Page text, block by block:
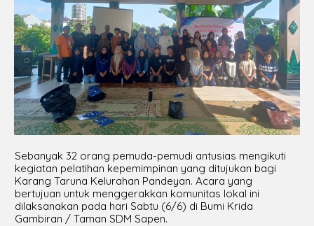
Sebanyak 32 orang pemuda-pemudi antusias mengikuti
kegiatan pelatihan kepemimpinan yang ditujukan bagi
Karang Taruna Kelurahan Pandeyan. Acara yang
bertujuan untuk menggerakkan komunitas lokal ini
dilaksanakan pada hari Sabtu (6/6) di Bumi Krida
Gambiran / Taman SDM Sapen.